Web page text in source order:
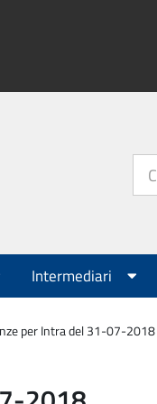
sito:
Intermediari
per Intra del 31-07-2018